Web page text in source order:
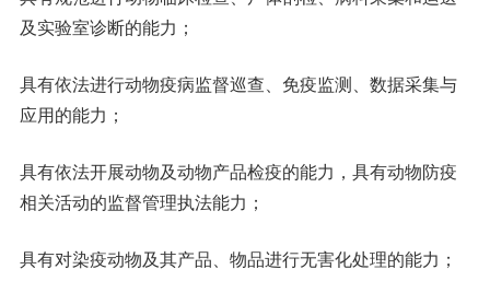
及实验室诊断的能力；
具有依法进行动物疫病监督巡查、免疫监测、数据采集与
应用的能力；
具有依法开展动物及动物产品检疫的能力，具有动物防疫
相关活动的监督管理执法能力；
具有对染疫动物及其产品、物品进行无害化处理的能力；